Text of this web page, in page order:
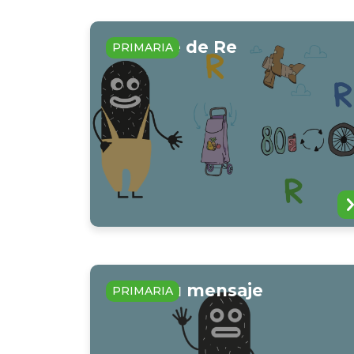
PRIMARIA
En clave de Re
PRIMARIA
Lanza tu mensaje